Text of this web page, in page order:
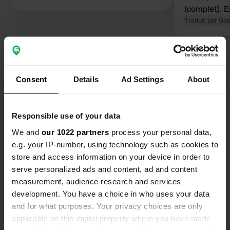
Consent Details Ad Settings About
Responsible use of your data
We and our 1022 partners process your personal data,
e.g. your IP-number, using technology such as cookies to
store and access information on your device in order to
serve personalized ads and content, ad and content
measurement, audience research and services
development. You have a choice in who uses your data
and for what purposes. Your privacy choices are only
applicable on this digital property where you have made
(complet).
la cerise
complet et
véritable
Traduit par
Contact
Emplacement
Assensvej 461
5642, Faaborg-Midtfyn Municipality,